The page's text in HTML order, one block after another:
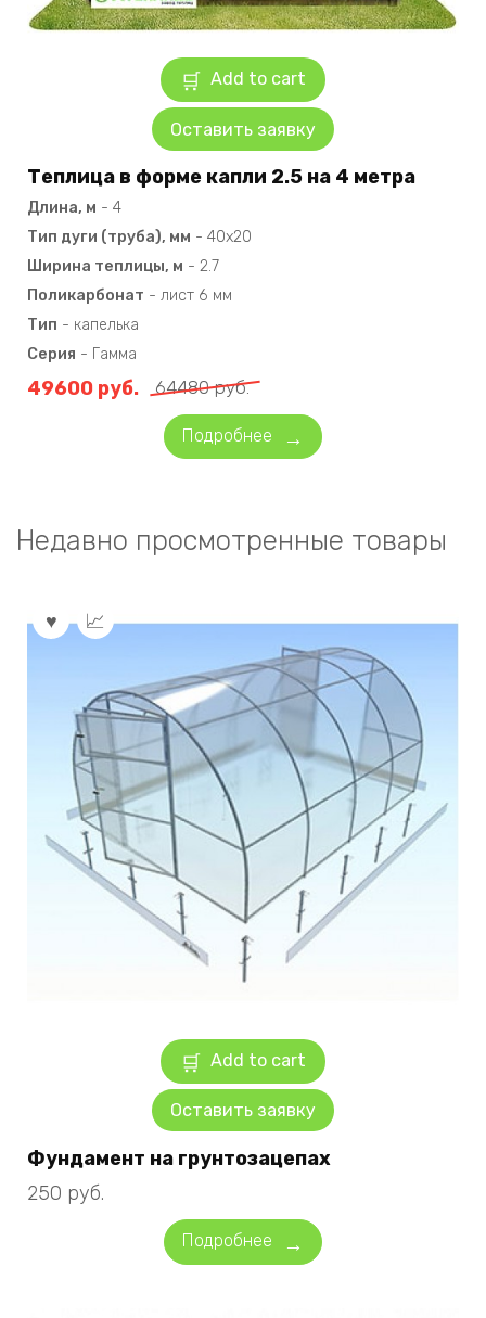
Add to cart
Оставить заявку
Теплица в форме капли 2.5 на 4 метра
Длина, м - 4
Тип дуги (труба), мм - 40х20
Ширина теплицы, м - 2.7
Поликарбонат - лист 6 мм
Тип - капелька
Серия - Гамма
64480руб.
49600 руб.
Подробнее
Недавно просмотренные товары
Add to cart
Оставить заявку
Фундамент на грунтозацепах
250 руб.
Подробнее